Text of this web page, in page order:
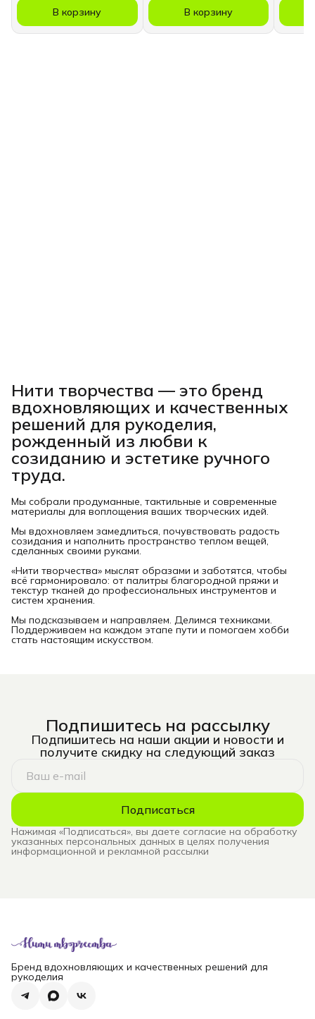
В корзину
В корзину
Нити творчества — это бренд
вдохновляющих и качественных
решений для рукоделия,
рожденный из любви к
созиданию и эстетике ручного
труда.
Мы собрали продуманные, тактильные и современные
материалы для воплощения ваших творческих идей.
Мы вдохновляем замедлиться, почувствовать радость
созидания и наполнить пространство теплом вещей,
сделанных своими руками.
«Нити творчества» мыслят образами и заботятся, чтобы
всё гармонировало: от палитры благородной пряжи и
текстур тканей до профессиональных инструментов и
систем хранения.
Мы подсказываем и направляем. Делимся техниками.
Поддерживаем на каждом этапе пути и помогаем хобби
стать настоящим искусством.
Подпишитесь на рассылку
Подпишитесь на наши акции и новости и
получите скидку на следующий заказ
Подписаться
Нажимая «Подписаться», вы даете согласие на обработку
указанных персональных данных в целях получения
информационной и рекламной рассылки
Бренд вдохновляющих и качественных решений для
рукоделия